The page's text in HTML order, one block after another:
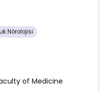
Nörolojisi
of Medicine